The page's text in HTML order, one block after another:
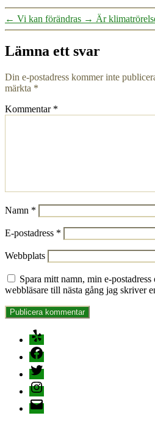
← Vi kan förändras → Är
Lämna ett svar
Din e-postadress kommer inte
märkta *
Kommentar *
Namn *
E-postadress *
Webbplats
Spara mitt namn, min e-
webbläsare till nästa gång jag skriver
Yelp
Facebook
Twitter
Instagram
E-
post